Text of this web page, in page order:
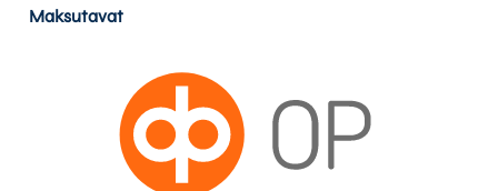
Maksutavat